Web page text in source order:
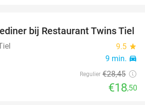
35%
bij Restaurant Twins Tiel
9.5 star
9 min. directions_car
Regulier €28,45
€18,50